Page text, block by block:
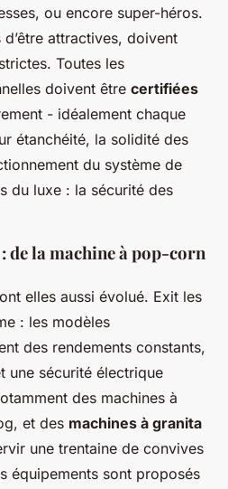
ou encore super-héros.
attractives, doivent
Toutes les
doivent être certifiées
- idéalement chaque
étanchéité, la solidité des
du système de
du luxe : la sécurité des
de la machine à pop-corn
elles aussi évolué. Exit les
: les modèles
des rendements constants,
une sécurité électrique
des machines à
et des machines à granita
une trentaine de convives
équipements sont proposés